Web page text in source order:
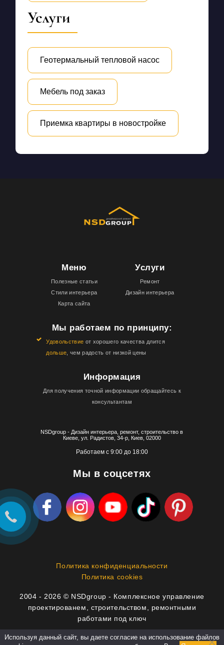
Услуги
Геотермальный тепловой насос
Мебель под заказ
Приемка квартиры в новостройке
NSDgroup - Дизайн интерьера, ремонт, строительство в
Киеве, ул. Радистов, 34-р, Киев, 02000
Работаем с 9:00 до 18:00
Мы в соцсетях
Меню
Полезные статьи
Стили интерьера
Карта сайта
Услуги
Ремонт
Дизайн интерьера
Мы работаем по принципу:
Удовольствие от хорошего качества длится
дольше, чем радость от низкой цены
Информация
Для получения точной информации обращайтесь к
консультантам
Политика конфиденциальности
Политика cookies
2004 - 2026 © NSDgroup - Комплексное управление
проектированем, строительством, ремонтными
работами под ключ
info@nsdgroup.com.ua
Используя данный сайт, вы даете согласие на использование файлов